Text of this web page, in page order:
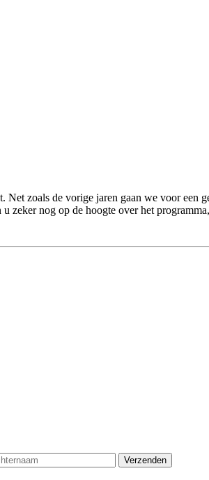
zoals de vorige jaren gaan we voor
zeker nog op de hoogte over het